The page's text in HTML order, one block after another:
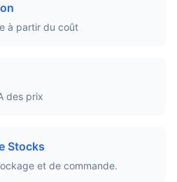
à partir du coût
des prix
Stocks
et de commande.